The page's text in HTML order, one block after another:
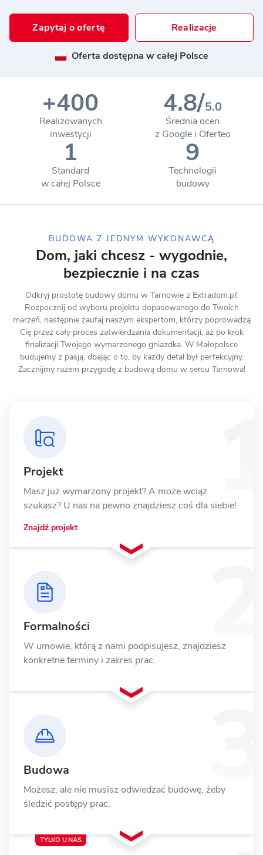
Zapytaj o ofertę Realizacje
Oferta dostępna w całej Polsce
+400
Realizowanych
inwestycji
4.8/5.0
Średnia ocen
z Google i Oferteo
1
Standard
w całej Polsce
9
Technologii
budowy
BUDOWA Z JEDNYM WYKONAWCĄ
Dom, jaki chcesz - wygodnie,
bezpiecznie i na czas
Odkryj prostotę budowy domu w Tarnowie z Extradom.pl!
Rozpocznij od wyboru projektu dopasowanego do Twoich
marzeń, następnie zaufaj naszym ekspertom, którzy poprowadzą
Cię przez cały proces zatwierdzania dokumentacji, aż po krok
finalizacji Twojego wymarzonego gniazdka. W Małopolsce
budujemy z pasją, dbając o to, by każdy detal był perfekcyjny.
Zacznijmy razem przygodę z budową domu w sercu Tarnowa!
Projekt
Masz już wymarzony projekt? A może wciąż
szukasz? U nas na pewno znajdziesz coś dla siebie!
Znajdź projekt
Formalności
W umowie, którą z nami podpisujesz, znajdziesz
konkretne terminy i zakres prac.
Budowa
Możesz, ale nie musisz odwiedzać budowę, żeby
śledzić postępy prac.
TYLKO U NAS